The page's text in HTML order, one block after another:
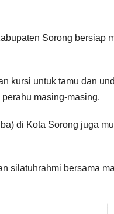
Sorong bersiap
kursi untuk tamu dan
masing-masing.
di Kota Sorong juga
silatuhrahmi bersama